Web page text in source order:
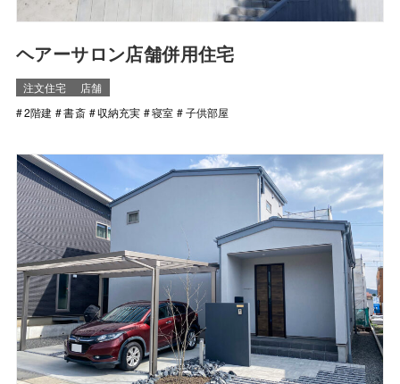
ヘアーサロン店舗併用住宅
注文住宅
店舗
2階建
書斎 収納充実 寝室 子供部屋